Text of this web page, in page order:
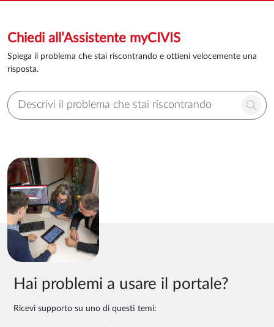
Chiedi all’Assistente myCIVIS
Spiega il problema che stai riscontrando e ottieni velocemente una
risposta.
Hai problemi a usare il portale?
Ricevi supporto su uno di questi temi: